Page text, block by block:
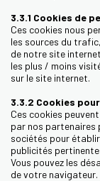
3.3.1 Cookies de
Ces cookies nous
les sources du
de notre site
les plus / moins
sur le site internet.
3.3.2 Cookies
Ces cookies
par nos partenaires
sociétés pour
publicités
Vous pouvez les
de votre navigateur.